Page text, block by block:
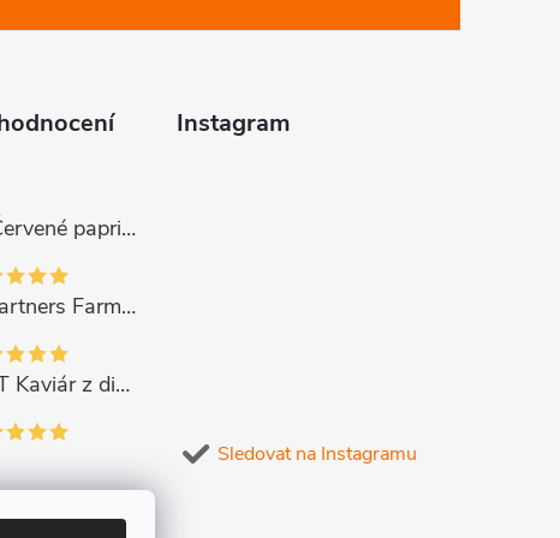
Gurmano Červené papričky plněné sýrem HOT palivé, 290g
Gourmet Partners Farmářská paštika s hříbky, 180g
CAVIPOINT Kaviár z divok. lososa "KETA GOLD", 200g
Instagram
Sledovat na Instagramu